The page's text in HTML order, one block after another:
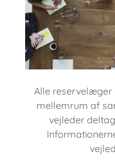
Alle
mellemrum af
vejleder